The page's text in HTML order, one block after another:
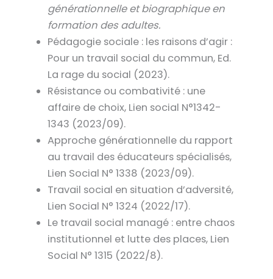
générationnelle et biographique en
formation des adultes.
Pédagogie sociale : les raisons d’agir :
Pour un travail social du commun, Ed.
La rage du social (2023).
Résistance ou combativité : une
affaire de choix, Lien social N°1342-
1343 (2023/09).
Approche générationnelle du rapport
au travail des éducateurs spécialisés,
Lien Social N° 1338 (2023/09).
Travail social en situation d’adversité,
Lien Social N° 1324 (2022/17).
Le travail social managé : entre chaos
institutionnel et lutte des places, Lien
Social N° 1315 (2022/8).